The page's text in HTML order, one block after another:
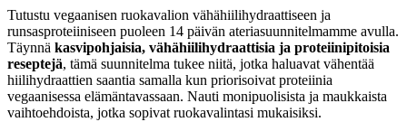
Tutustu vegaanisen ruokavalion vähähiilihydraattiseen ja
runsasproteiiniseen puoleen 14 päivän ateriasuunnitelmamme avulla.
Täynnä kasvipohjaisia, vähähiilihydraattisia ja proteiinipitoisia
reseptejä, tämä suunnitelma tukee niitä, jotka haluavat vähentää
hiilihydraattien saantia samalla kun priorisoivat proteiinia
vegaanisessa elämäntavassaan. Nauti monipuolisista ja maukkaista
vaihtoehdoista, jotka sopivat ruokavalintasi mukaisiksi.